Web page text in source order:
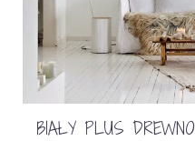
BIAŁY PLUS DREWNO